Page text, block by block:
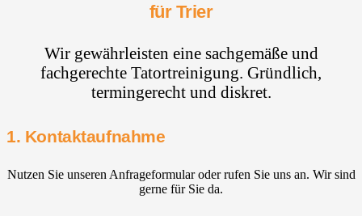
für Trier
Wir gewährleisten eine sachgemäße und
fachgerechte Tatortreinigung. Gründlich,
termingerecht und diskret.
1. Kontaktaufnahme
Nutzen Sie unseren Anfrageformular oder rufen Sie uns an. Wir sind
gerne für Sie da.